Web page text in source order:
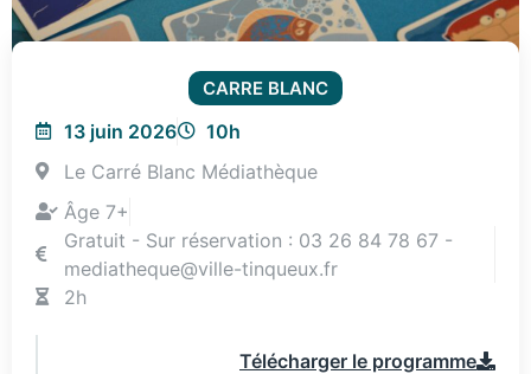
CARRE BLANC
13 juin 2026
10h
Le Carré Blanc Médiathèque
Âge 7+
Gratuit - Sur réservation : 03 26 84 78 67 -
mediatheque@ville-tinqueux.fr
2h
Télécharger le programme